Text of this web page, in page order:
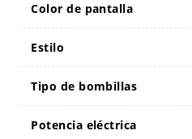
Color de pantalla
Estilo
Tipo de bombillas
Potencia eléctrica